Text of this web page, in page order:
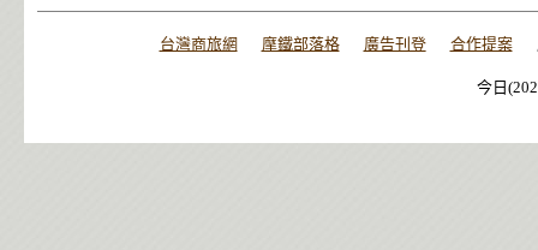
台灣商旅網 摩鐵部落格 廣告刊登 合作提案
今日